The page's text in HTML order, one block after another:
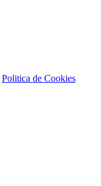
Politica de Cookies